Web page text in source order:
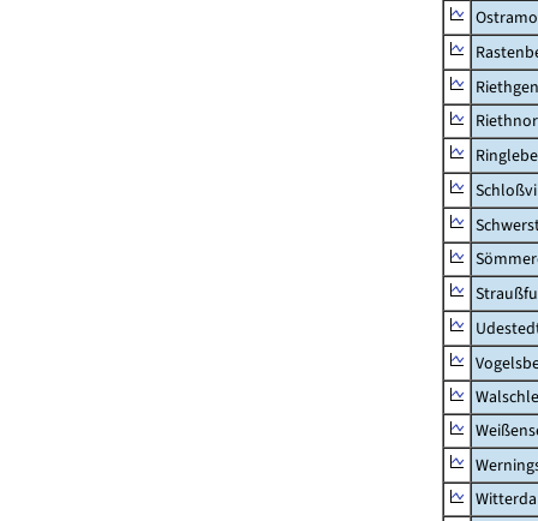
Riethgen
Witterda